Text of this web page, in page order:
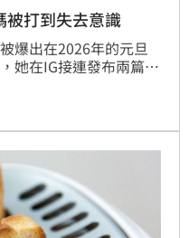
打到失去意識
爆出在2026年的元旦
她在IG接連發布兩篇長
少年創傷，到進入演藝
目前的心理狀況。